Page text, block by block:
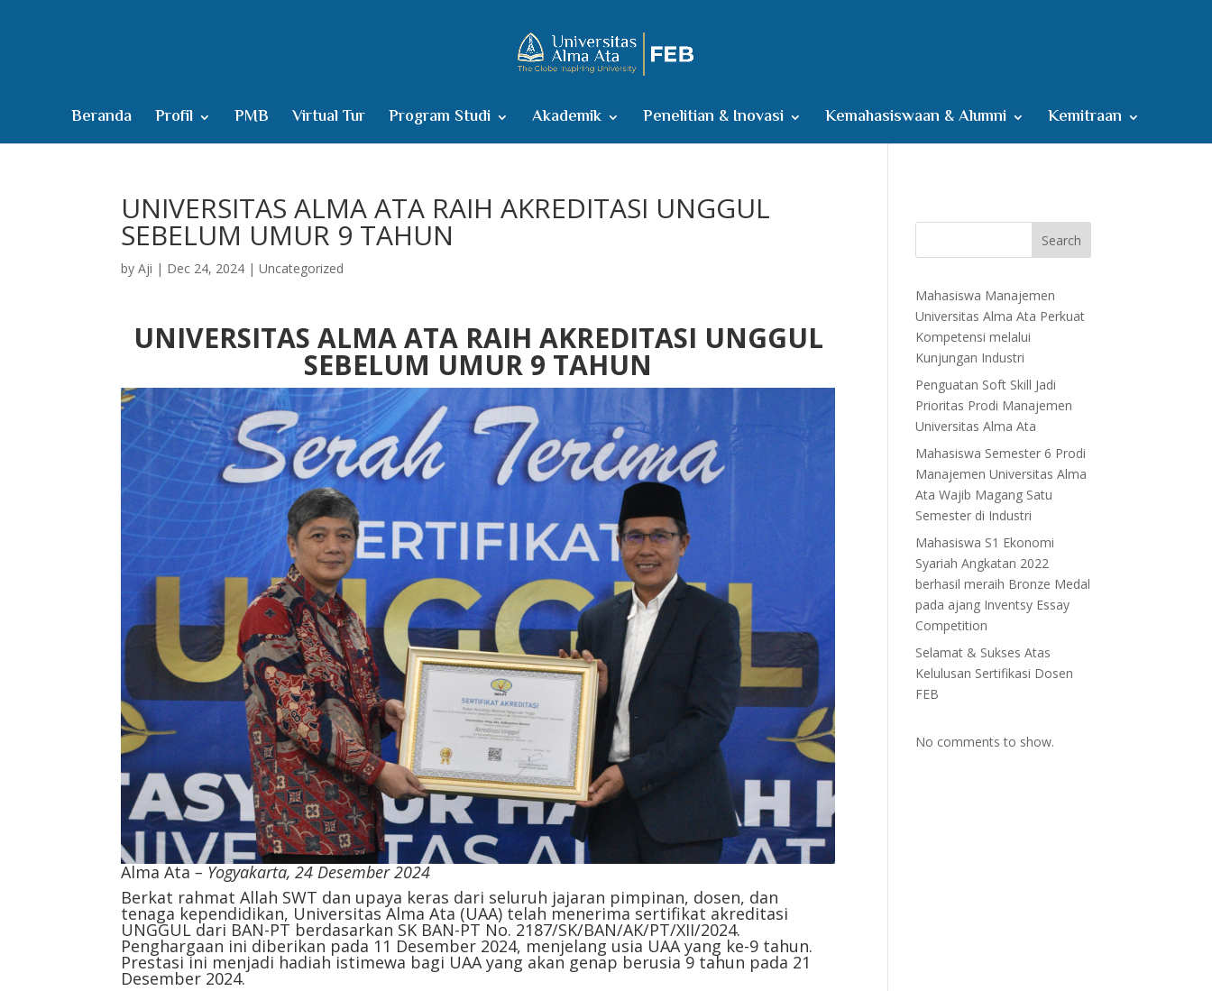
Beranda Profil PMB Virtual Tur Program Studi Akademik Penelitian & Inovasi Kemahasiswaan & Alumni Kemitraan
UNIVERSITAS ALMA ATA RAIH AKREDITASI UNGGUL
SEBELUM UMUR 9 TAHUN
byAji | Dec 24, 2024 |Uncategorized
UNIVERSITAS ALMA ATA RAIH AKREDITASI UNGGUL
SEBELUM UMUR 9 TAHUN
Alma Ata – Yogyakarta, 24 Desember 2024
Berkat rahmat Allah SWT dan upaya keras dari seluruh jajaran pimpinan, dosen, dan
tenaga kependidikan, Universitas Alma Ata (UAA) telah menerima sertifikat akreditasi
UNGGUL dari BAN-PT berdasarkan SK BAN-PT No. 2187/SK/BAN/AK/PT/XII/2024.
Penghargaan ini diberikan pada 11 Desember 2024, menjelang usia UAA yang ke-9 tahun.
Prestasi ini menjadi hadiah istimewa bagi UAA yang akan genap berusia 9 tahun pada 21
Desember 2024.
Search
Mahasiswa Manajemen
Universitas Alma Ata Perkuat
Kompetensi melalui
Kunjungan Industri
Penguatan Soft Skill Jadi
Prioritas Prodi Manajemen
Universitas Alma Ata
Mahasiswa Semester 6 Prodi
Manajemen Universitas Alma
Ata Wajib Magang Satu
Semester di Industri
Mahasiswa S1 Ekonomi
Syariah Angkatan 2022
berhasil meraih Bronze Medal
pada ajang Inventsy Essay
Competition
Selamat & Sukses Atas
Kelulusan Sertifikasi Dosen
FEB
No comments to show.